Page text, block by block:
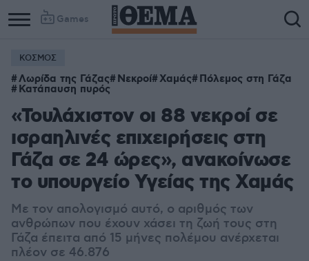
Games
ΚΟΣΜΟΣ
Λωρίδα της Γάζας Νεκροί Χαμάς Πόλεμος στη Γάζα
Κατάπαυση πυρός
«Τουλάχιστον οι 88 νεκροί σε
ισραηλινές επιχειρήσεις στη
Γάζα σε 24 ώρες», ανακοίνωσε
το υπουργείο Υγείας της Χαμάς
Με τον απολογισμό αυτό, ο αριθμός των
ανθρώπων που έχουν χάσει τη ζωή τους στη
Γάζα έπειτα από 15 μήνες πολέμου ανέρχεται
πλέον σε 46.876